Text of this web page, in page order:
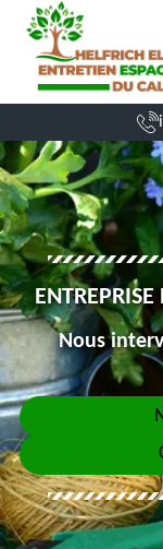
Nous